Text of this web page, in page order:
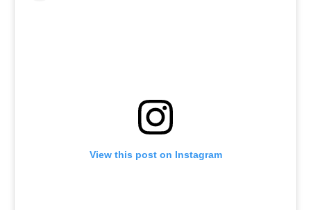
View this post on Instagram